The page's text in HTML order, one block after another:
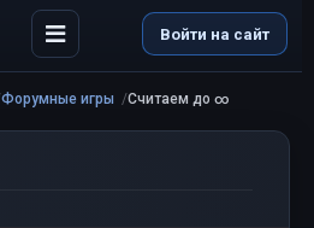
Войти на сайт
Форумные игры Считаем до ∞